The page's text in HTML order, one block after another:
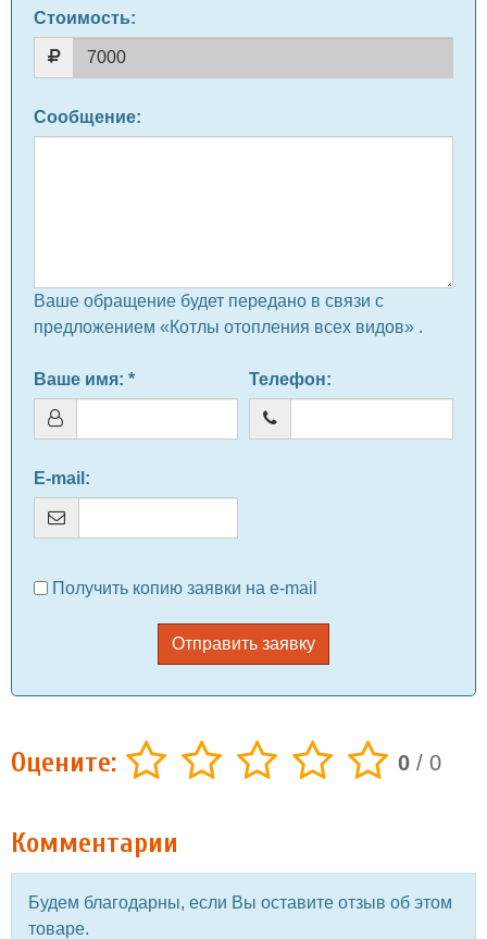
Стоимость:
Сообщение:
Ваше обращение будет передано в связи с
предложением «Котлы отопления всех видов» .
Ваше имя: * Телефон:
E-mail :
Получить копию заявки на e-mail
Отправить заявку
Оцените: 0 / 0
Комментарии
Будем благодарны, если Вы оставите отзыв об этом
товаре.